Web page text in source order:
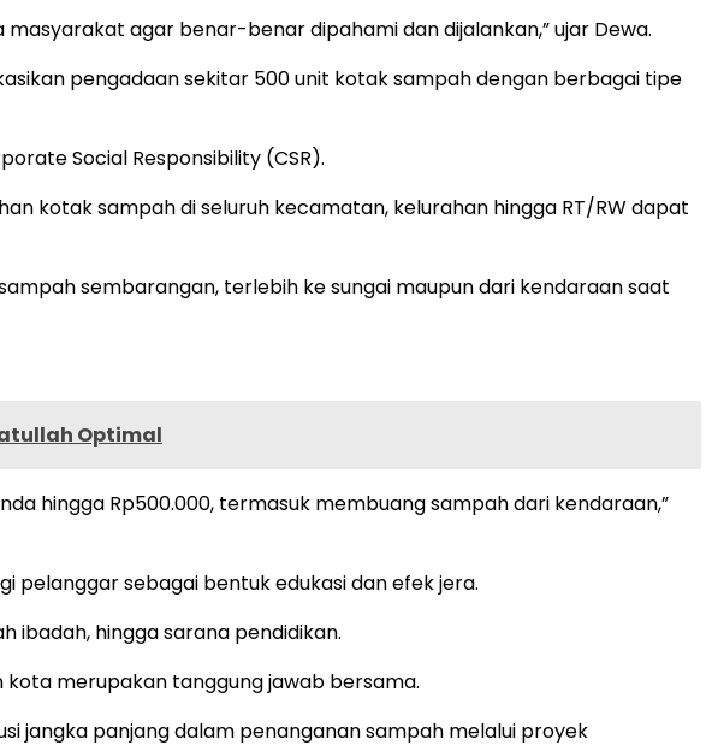
agar benar-benar dipahami dan dijalankan,” ujar Dewa.
pengadaan sekitar 500 unit kotak sampah dengan berbagai tipe
Social Responsibility (CSR).
kotak sampah di seluruh kecamatan, kelurahan hingga RT/RW dapat
sembarangan, terlebih ke sungai maupun dari kendaraan saat
Optimal
hingga Rp500.000, termasuk membuang sampah dari kendaraan,”
pelanggar sebagai bentuk edukasi dan efek jera.
ibadah, hingga sarana pendidikan.
merupakan tanggung jawab bersama.
jangka panjang dalam penanganan sampah melalui proyek